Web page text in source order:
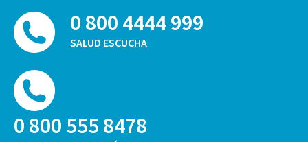
0 800 4444 999
SALUD ESCUCHA
0 800 555 8478